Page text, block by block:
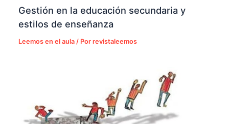
Gestión en la educación secundaria y
estilos de enseñanza
Leemos en el aula / Porrevistaleemos